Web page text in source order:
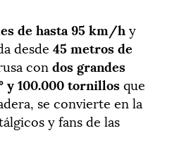
de hasta 95 km/h y
desde 45 metros de
con dos grandes
y 100.000 tornillosque
se convierte en la
y fans de las